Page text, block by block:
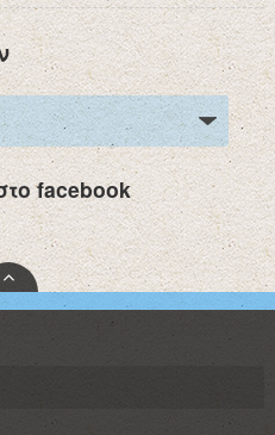
facebook